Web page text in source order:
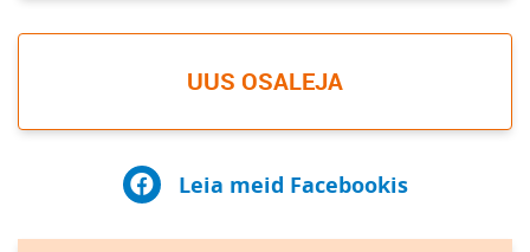
UUS OSALEJA
Leia meid Facebookis